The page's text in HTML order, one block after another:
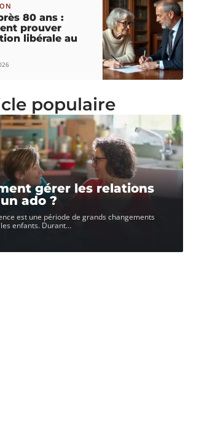
80 ans :
prouver
libérale au
populaire
gérer les relations
ado ?
est une période de grands changements
enfants. Durant…